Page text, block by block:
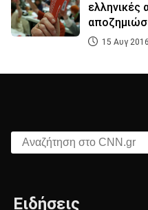
ελληνικές
15 Αυγ
Αναζήτηση στο CNN.gr
Ειδήσεις